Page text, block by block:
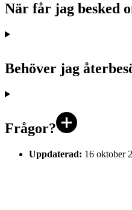
När får jag besked
Behöver jag
Frågor?
Uppdaterad: 16 oktober